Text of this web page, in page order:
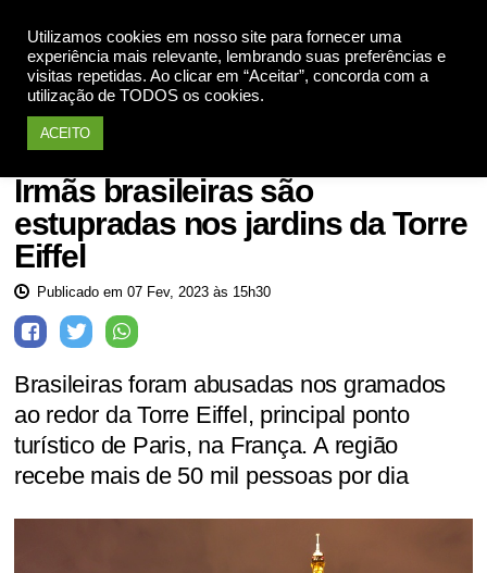
Utilizamos cookies em nosso site para fornecer uma
experiência mais relevante, lembrando suas preferências e
visitas repetidas. Ao clicar em “Aceitar”, concorda com a
utilização de TODOS os cookies.
ACEITO
Mulheres violadas
Irmãs brasileiras são
estupradas nos jardins da Torre
Eiffel
Publicado em 07 Fev, 2023 às 15h30
Brasileiras foram abusadas nos gramados
ao redor da Torre Eiffel, principal ponto
turístico de Paris, na França. A região
recebe mais de 50 mil pessoas por dia